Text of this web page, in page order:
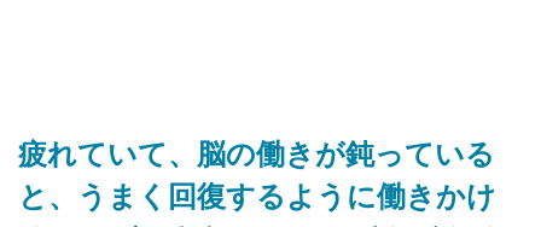
疲れていて、脳の働きが鈍っている
と、うまく回復するように働きかけ